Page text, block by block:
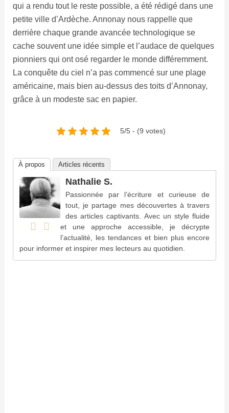
qui a rendu tout le reste possible, a été rédigé dans une
petite ville d’Ardèche. Annonay nous rappelle que
derrière chaque grande avancée technologique se
cache souvent une idée simple et l’audace de quelques
pionniers qui ont osé regarder le monde différemment.
La conquête du ciel n’a pas commencé sur une plage
américaine, mais bien au-dessus des toits d’Annonay,
grâce à un modeste sac en papier.
5/5 - (9 votes)
À propos Articles récents
Nathalie S.
Passionnée par l’écriture et curieuse de
tout, je partage mes découvertes à travers
des articles captivants. Avec un style fluide
et une approche accessible, je décrypte
l’actualité, les tendances et bien plus encore
pour informer et inspirer mes lecteurs au quotidien.